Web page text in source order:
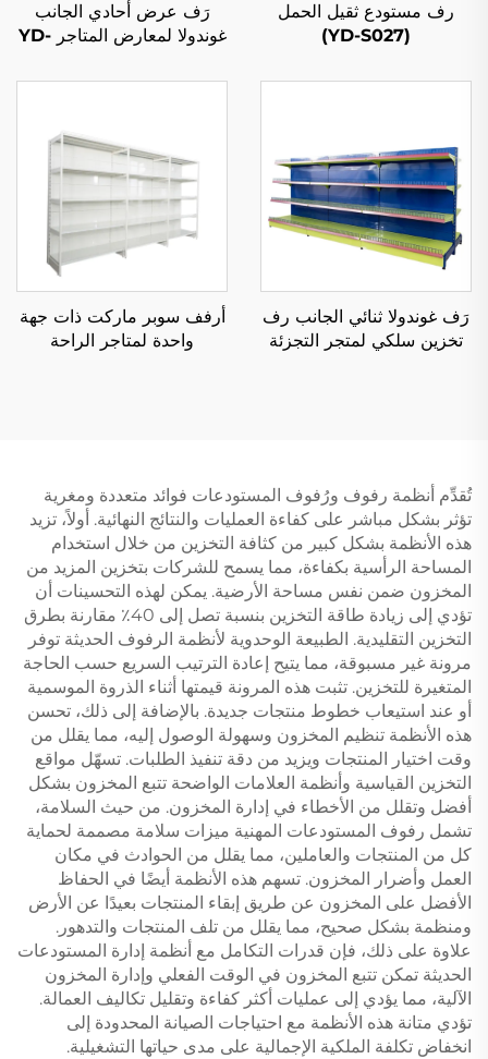
رف مستودع ثقيل الحمل
(YD-S027)
رَف عرض أحادي الجانب
غوندولا لمعارض المتاجر YD-
رَف غوندولا ثنائي الجانب رف
تخزين سلكي لمتجر التجزئة
أرفف سوبر ماركت ذات جهة
واحدة لمتاجر الراحة
تُقدِّم أنظمة رفوف ورُفوف المستودعات فوائد متعددة ومغرية
تؤثر بشكل مباشر على كفاءة العمليات والنتائج النهائية. أولاً، تزيد
هذه الأنظمة بشكل كبير من كثافة التخزين من خلال استخدام
المساحة الرأسية بكفاءة، مما يسمح للشركات بتخزين المزيد من
المخزون ضمن نفس مساحة الأرضية. يمكن لهذه التحسينات أن
تؤدي إلى زيادة طاقة التخزين بنسبة تصل إلى 40٪ مقارنة بطرق
التخزين التقليدية. الطبيعة الوحدوية لأنظمة الرفوف الحديثة توفر
مرونة غير مسبوقة، مما يتيح إعادة الترتيب السريع حسب الحاجة
المتغيرة للتخزين. تثبت هذه المرونة قيمتها أثناء الذروة الموسمية
أو عند استيعاب خطوط منتجات جديدة. بالإضافة إلى ذلك، تحسن
هذه الأنظمة تنظيم المخزون وسهولة الوصول إليه، مما يقلل من
وقت اختيار المنتجات ويزيد من دقة تنفيذ الطلبات. تسهّل مواقع
التخزين القياسية وأنظمة العلامات الواضحة تتبع المخزون بشكل
أفضل وتقلل من الأخطاء في إدارة المخزون. من حيث السلامة،
تشمل رفوف المستودعات المهنية ميزات سلامة مصممة لحماية
كل من المنتجات والعاملين، مما يقلل من الحوادث في مكان
العمل وأضرار المخزون. تسهم هذه الأنظمة أيضًا في الحفاظ
الأفضل على المخزون عن طريق إبقاء المنتجات بعيدًا عن الأرض
ومنظمة بشكل صحيح، مما يقلل من تلف المنتجات والتدهور.
علاوة على ذلك، فإن قدرات التكامل مع أنظمة إدارة المستودعات
الحديثة تمكن تتبع المخزون في الوقت الفعلي وإدارة المخزون
الآلية، مما يؤدي إلى عمليات أكثر كفاءة وتقليل تكاليف العمالة.
تؤدي متانة هذه الأنظمة مع احتياجات الصيانة المحدودة إلى
انخفاض تكلفة الملكية الإجمالية على مدى حياتها التشغيلية.